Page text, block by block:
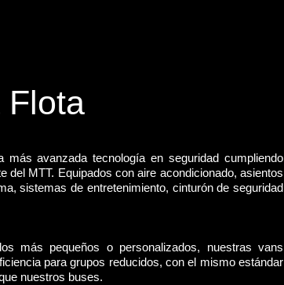
Flota
más avanzada tecnología en seguridad cumpliendo
del MTT. Equipados con aire acondicionado, asientos
sistemas de entretenimiento, cinturón de seguridad
más pequeños o personalizados, nuestras vans
para grupos reducidos, con el mismo estándar
nuestros buses.